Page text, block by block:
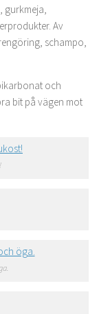
gurkmeja,
Av
schampo,
och
bit på vägen mot